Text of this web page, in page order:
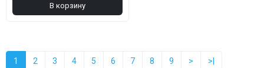
В корзину
1 2 3 4 5 6 7 8 9 > >|